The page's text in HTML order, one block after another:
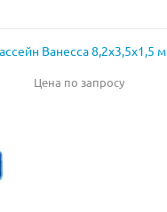
Ванесса 8,2х3,5х1,5 м
Цена по запросу